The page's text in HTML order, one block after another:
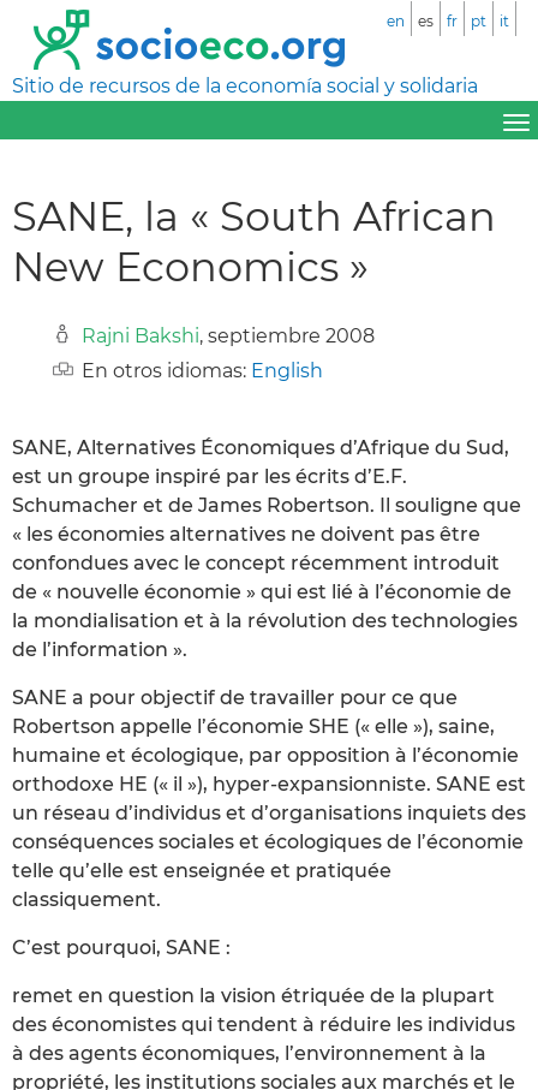
Sitio de recursos de la economía social y solidaria
en es fr pt it
SANE, la « South African
New Economics »
Rajni Bakshi, septiembre 2008
En otros idiomas: English
SANE, Alternatives Économiques d’Afrique du Sud,
est un groupe inspiré par les écrits d’E.F.
Schumacher et de James Robertson. Il souligne que
« les économies alternatives ne doivent pas être
confondues avec le concept récemment introduit
de « nouvelle économie » qui est lié à l’économie de
la mondialisation et à la révolution des technologies
de l’information ».
SANE a pour objectif de travailler pour ce que
Robertson appelle l’économie SHE (« elle »), saine,
humaine et écologique, par opposition à l’économie
orthodoxe HE (« il »), hyper-expansionniste. SANE est
un réseau d’individus et d’organisations inquiets des
conséquences sociales et écologiques de l’économie
telle qu’elle est enseignée et pratiquée
classiquement.
C’est pourquoi, SANE :
remet en question la vision étriquée de la plupart
des économistes qui tendent à réduire les individus
à des agents économiques, l’environnement à la
propriété, les institutions sociales aux marchés et le